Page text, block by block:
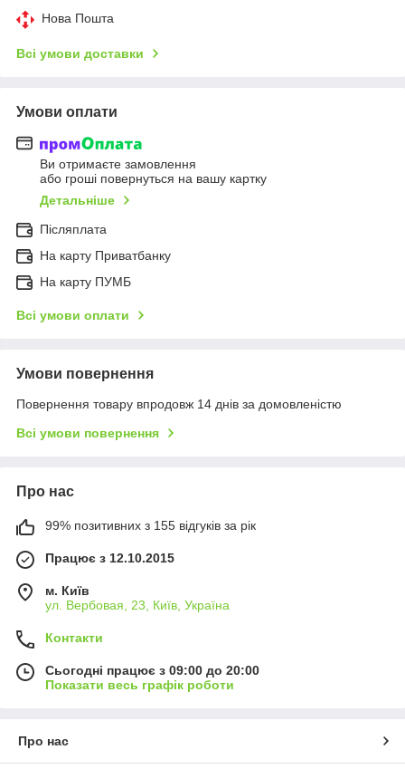
Нова Пошта
Всі умови доставки
Умови оплати
Ви отримаєте замовлення
або гроші повернуться на вашу картку
Детальніше
Післяплата
На карту Приватбанку
На карту ПУМБ
Всі умови оплати
Умови повернення
Повернення товару впродовж 14 днів за домовленістю
Всі умови повернення
Про нас
99% позитивних з 155 відгуків за рік
Працює з 12.10.2015
м. Київ
ул. Вербовая, 23, Київ, Україна
Контакти
Сьогодні працює з 09:00 до 20:00
Показати весь графік роботи
Про нас